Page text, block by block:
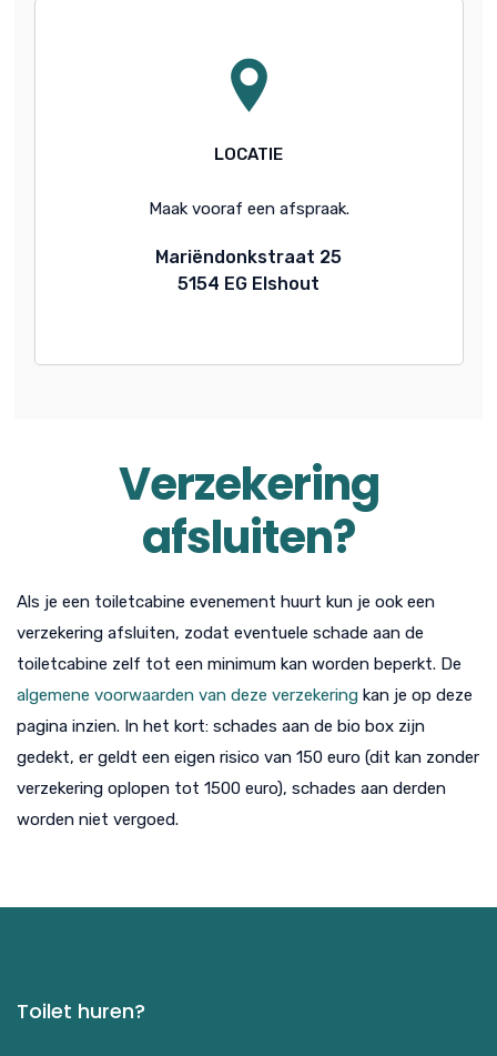
LOCATIE
Maak vooraf een afspraak.
Mariëndonkstraat 25
5154 EG Elshout
Verzekering
afsluiten?
Als je een toiletcabine evenement huurt kun je ook een
verzekering afsluiten, zodat eventuele schade aan de
toiletcabine zelf tot een minimum kan worden beperkt. De
algemene voorwaarden van deze verzekering kan je op deze
pagina inzien. In het kort: schades aan de bio box zijn
gedekt, er geldt een eigen risico van 150 euro (dit kan zonder
verzekering oplopen tot 1500 euro), schades aan derden
worden niet vergoed.
Toilet huren?